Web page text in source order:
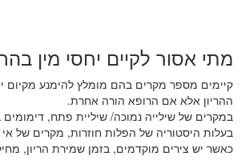
מתי אסור לקיים יחסי מין
קיימים מספר מקרים בהם מומלץ להימנע מקיום
ההריון אלא אם הרופא הורה אחרת.
במקרים של שילייה נמוכה/ שיליית פתח, דימומים
בעלות היסטוריה של הפלות חוזרות, מקרים של
כאשר יש צירים מוקדמים, בזמן שמירת הריון,